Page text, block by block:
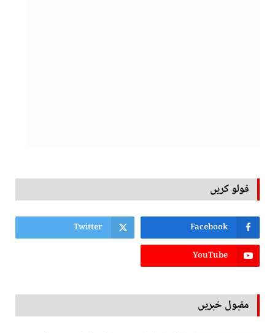
فولو کریں
Facebook
Twitter
YouTube
مقبول خبریں